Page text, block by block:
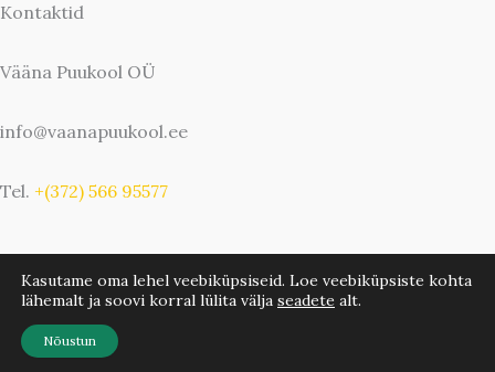
Kontaktid
Vääna Puukool OÜ
info@vaanapuukool.ee
Tel. +(372) 566 95577
Kasutame oma lehel veebiküpsiseid. Loe veebiküpsiste kohta
lähemalt ja soovi korral lülita välja seadete alt.
Nõustun